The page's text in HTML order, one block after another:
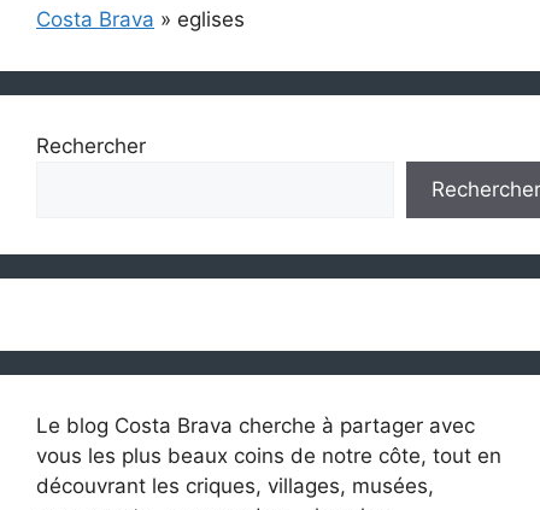
Costa Brava » eglises
Rechercher
Rechercher
Le blog Costa Brava cherche à partager avec
vous les plus beaux coins de notre côte, tout en
découvrant les criques, villages, musées,